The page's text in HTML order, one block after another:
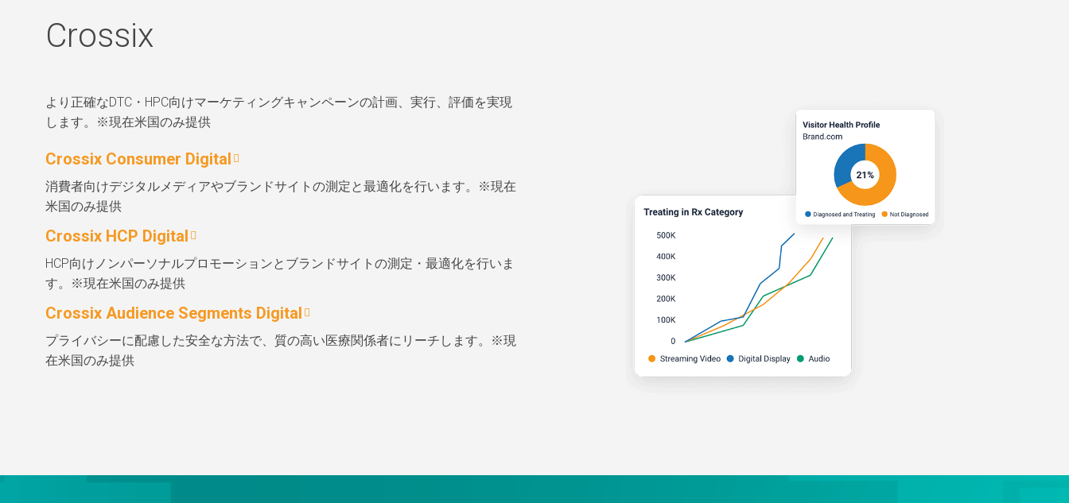
Crossix
より正確なDTC・HPC向けマーケティングキャンペーンの計画、実行、評価を実現
します。※現在米国のみ提供
Crossix Consumer Digital
消費者向けデジタルメディアやブランドサイトの測定と最適化を行います。※現在
米国のみ提供
Crossix HCP Digital
HCP向けノンパーソナルプロモーションとブランドサイトの測定・最適化を行いま
す。※現在米国のみ提供
Crossix Audience Segments Digital
プライバシーに配慮した安全な方法で、質の高い医療関係者にリーチします。※現
在米国のみ提供